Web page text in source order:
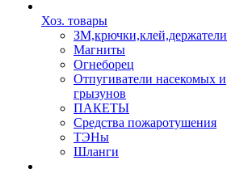
Хоз. товары
ЗМ,крючки,клей,держатели
Магниты
Огнеборец
Отпугиватели насекомых и
грызунов
ПАКЕТЫ
Средства пожаротушения
ТЭНы
Шланги